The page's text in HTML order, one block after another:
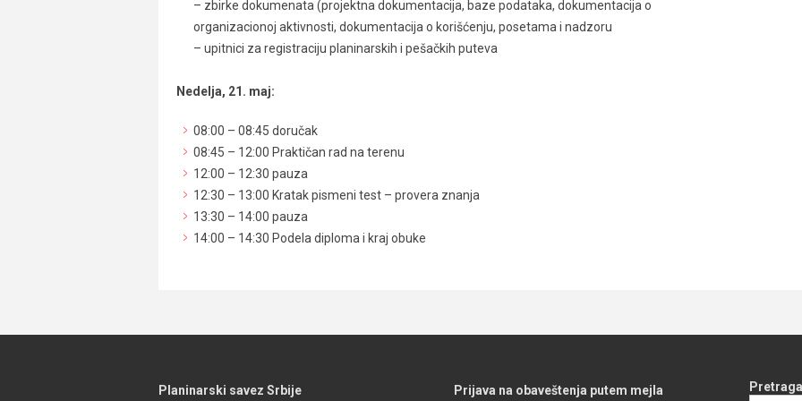
– zbirke dokumenata (projektna dokumentacija, baze podataka, dokumentacija o
organizacionoj aktivnosti, dokumentacija o korišćenju, posetama i nadzoru
– upitnici za registraciju planinarskih i pešačkih puteva
Nedelja, 21. maj:
08:00 – 08:45 doručak
08:45 – 12:00 Praktičan rad na terenu
12:00 – 12:30 pauza
12:30 – 13:00 Kratak pismeni test – provera znanja
13:30 – 14:00 pauza
14:00 – 14:30 Podela diploma i kraj obuke
Planinarski savez Srbije Prijava na obaveštenja putem mejla